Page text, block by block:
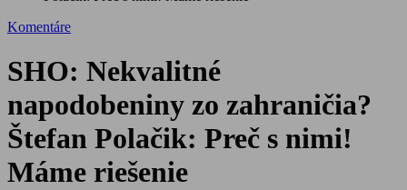
Komentáre
SHO: Nekvalitné
napodobeniny zo zahraničia?
Štefan Polačik: Preč s nimi!
Máme riešenie